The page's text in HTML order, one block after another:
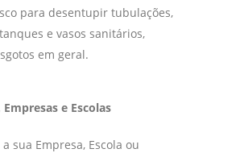
para desentupir tubulações,
e vasos sanitários,
em geral.
e Escolas
sua Empresa, Escola ou